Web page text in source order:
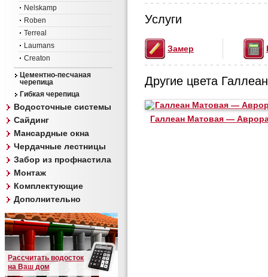
Nelskamp
Roben
Terreal
Laumans
Creaton
Цементно-песчаная
черепица
Гибкая черепица
Водосточные системы
Сайдинг
Мансардные окна
Чердачные лестницы
Забор из профнастила
Монтаж
Комплектующие
Дополнительно
Рассчитать водосток
на Ваш дом
Услуги
Замер
Другие цвета
Галлеан Матовая —